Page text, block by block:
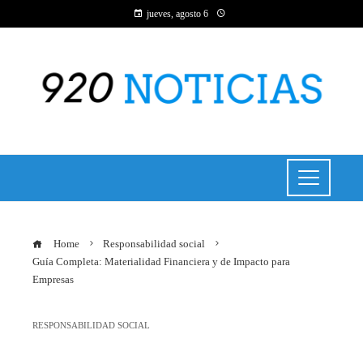
jueves, agosto 6
Home
Responsabilidad social
Guía Completa: Materialidad Financiera y de Impacto para
Empresas
RESPONSABILIDAD SOCIAL